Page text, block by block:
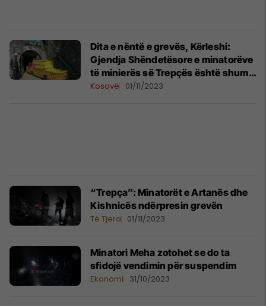
Dita e nëntë e grevës, Kërleshi:
Gjendja Shëndetësore e minatorëve
të minierës së Trepçës është shumë
e rëndë
Kosovë 01/11/2023
“Trepça”: Minatorët e Artanës dhe
Kishnicës ndërpresin grevën
Të Tjera 01/11/2023
Minatori Meha zotohet se do ta
sfidojë vendimin për suspendim
Ekonomi 31/10/2023